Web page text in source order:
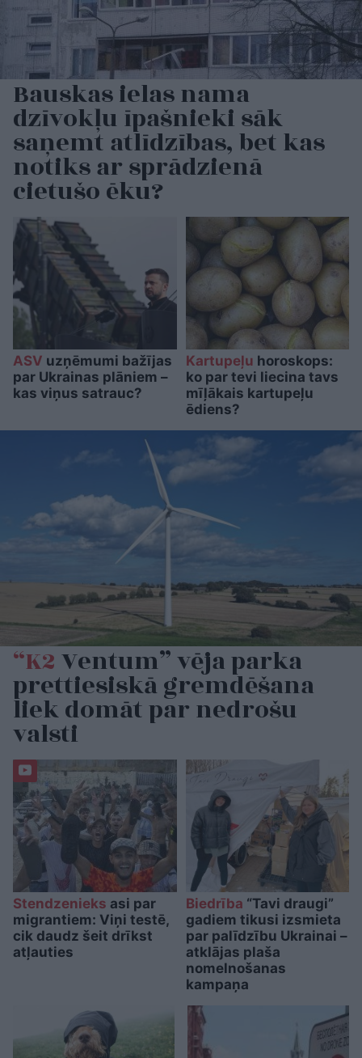
Bauskas ielas nama
dzīvokļu īpašnieki sāk
saņemt atlīdzības, bet kas
notiks ar sprādzienā
cietušo ēku?
ASV uzņēmumi bažījas
par Ukrainas plāniem –
kas viņus satrauc?
Kartupeļu horoskops:
ko par tevi liecina tavs
mīļākais kartupeļu
ēdiens?
“K2Ventum” vēja parka
prettiesiskā gremdēšana
liek domāt par nedrošu
valsti
Stendzenieks asi par
migrantiem: Viņi testē,
cik daudz šeit drīkst
atļauties
Biedrība “Tavi draugi”
gadiem tikusi izsmieta
par palīdzību Ukrainai –
atklājas plaša
nomelnošanas
kampaņa